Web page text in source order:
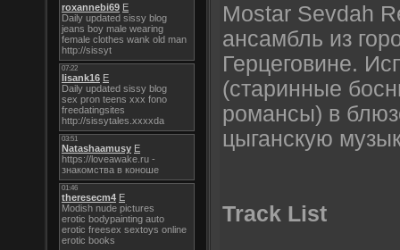
Mostar Sevdah
ансамбль из
Герцеговине.
(старинные
романсы) в
цыганскую
Track List